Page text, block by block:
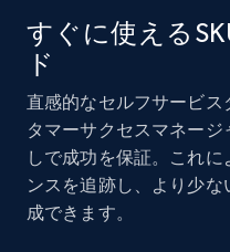
Sku, Product id,
and more.
2.1K+ 355+
Home Depot US -
すぐに使える
ド
直感的なセルフサービ
タマーサクセスマネー
しで成功を保証。これに
ンスを追跡し、より少
成できます。